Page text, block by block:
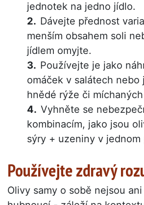
jednotek na jedno jídlo.
Dávejte přednost
menším obsahem soli
jídlem omyjte.
Používejte je jako
omáček v salátech nebo
hnědé rýže či
Vyhněte se
kombinacím, jako jsou
sýry + uzeniny v jednom
Používejte zdravý
Olivy samy o sobě nejsou